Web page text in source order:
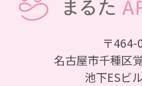
〒464-
名古屋市千種区
池下ESビ